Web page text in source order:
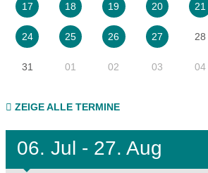
17 18 19 20 21
24 25 26 27 28
31 01 02 03 04
ZEIGE ALLE TERMINE
06. Jul - 27. Aug